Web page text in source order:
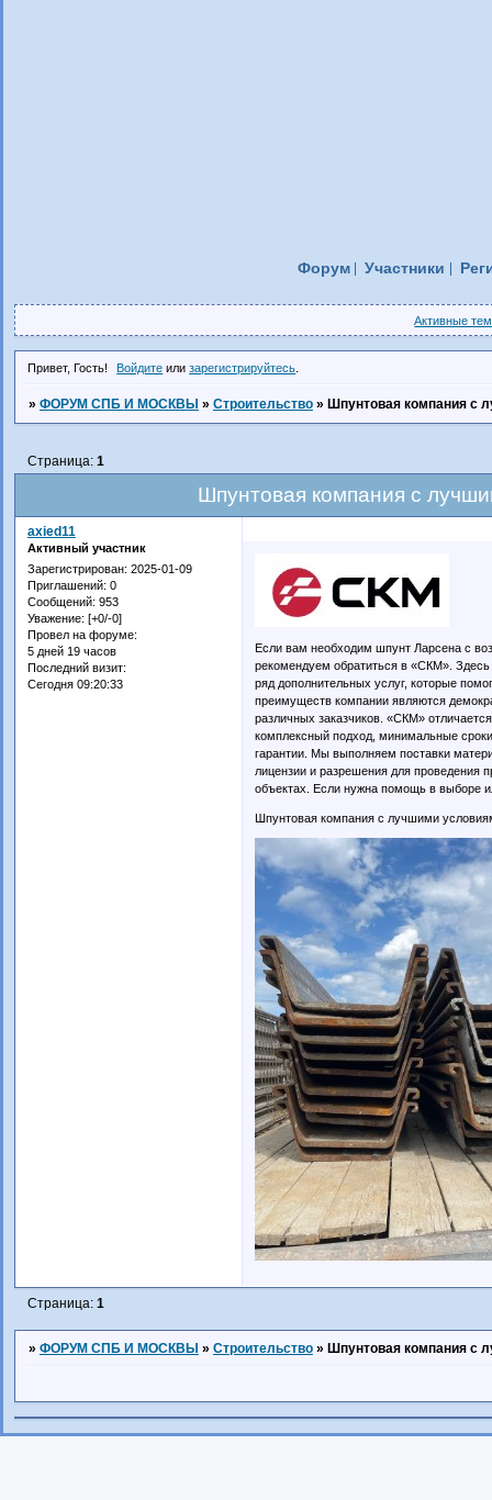
Форум Участники
Активные
Привет, Гость! Войдите илизарегистрируйтесь
» ФОРУМ СПБ И МОСКВЫ » Строительство » Шпунтовая компания с
Шпунтовая компания с
Страница: 1
axied11
Активный участник
Зарегистрирован: 2025-01-09
Приглашений: 0
Сообщений: 953
Уважение: [+0/-0]
Провел на форуме:
5 дней 19 часов
Последний визит:
Сегодня 09:20:33
Если вам необходим шпунт Ларсена с
рекомендуем обратиться в «СКМ».
ряд дополнительных услуг, которые
преимуществ компании являются
различных заказчиков. «СКМ»
комплексный подход, минимальные
гарантии. Мы выполняем поставки
лицензии и разрешения для проведения
объектах. Если нужна помощь в выборе
Шпунтовая компания с лучшими
Страница: 1
» ФОРУМ СПБ И МОСКВЫ » Строительство » Шпунтовая компания с